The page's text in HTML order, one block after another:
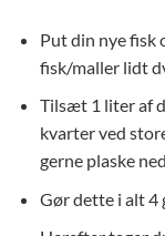
Put din nye fisk
fisk/maller lidt
Tilsæt 1 liter af
kvarter ved
gerne plaske
Gør dette i alt 4